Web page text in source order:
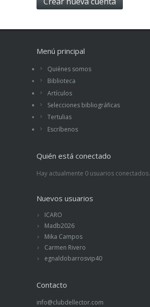
Menú principal
Quiénes somos
Biblioteca
Artículos
Selecciones bibliográficas
Tertulias
Escríbenos
Quién está conectado
Hay actualmente 0 usuarios conectados.
Nuevos usuarios
ICARO
Madb2026
Mika Campos
Carmen Rivero
egnaldobarrosvip40
Contacto
info@clubdellector.com